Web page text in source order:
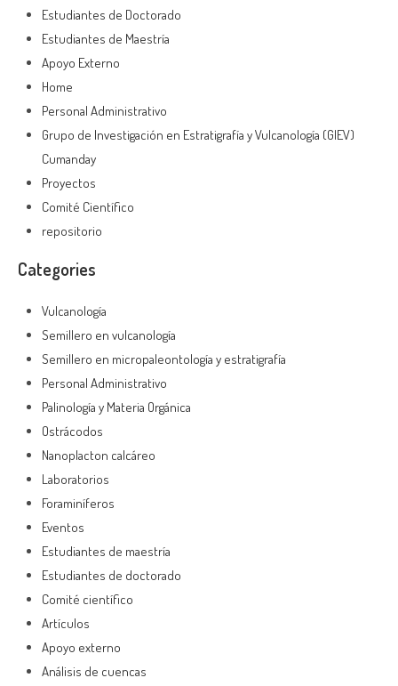
Estudiantes de Doctorado
Estudiantes de Maestría
Apoyo Externo
Home
Personal Administrativo
Grupo de Investigación en Estratigrafía y Vulcanología (GIEV)
Cumanday
Proyectos
Comité Científico
repositorio
Categories
Vulcanología
Semillero en vulcanología
Semillero en micropaleontología y estratigrafía
Personal Administrativo
Palinología y Materia Orgánica
Ostrácodos
Nanoplacton calcáreo
Laboratorios
Foraminíferos
Eventos
Estudiantes de maestría
Estudiantes de doctorado
Comité científico
Artículos
Apoyo externo
Análisis de cuencas